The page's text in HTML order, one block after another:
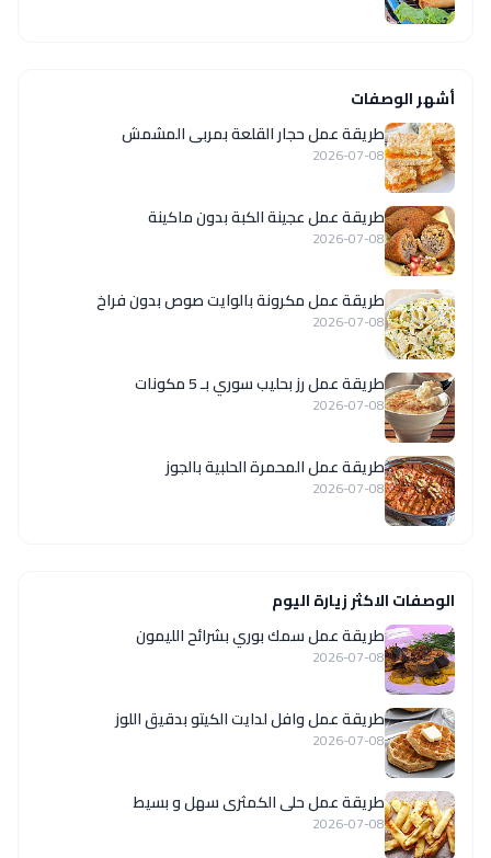
أشهر الوصفات
طريقة عمل حجار القلعة بمربى المشمش
2026-07-08
طريقة عمل عجينة الكبة بدون ماكينة
2026-07-08
طريقة عمل مكرونة بالوايت صوص بدون فراخ
2026-07-08
طريقة عمل رز بحليب سوري بـ 5 مكونات
2026-07-08
طريقة عمل المحمرة الحلبية بالجوز
2026-07-08
الوصفات الاكثر زيارة اليوم
طريقة عمل سمك بوري بشرائح الليمون
2026-07-08
طريقة عمل وافل لدايت الكيتو بدقيق اللوز
2026-07-08
طريقة عمل حلى الكمثرى سهل و بسيط
2026-07-08